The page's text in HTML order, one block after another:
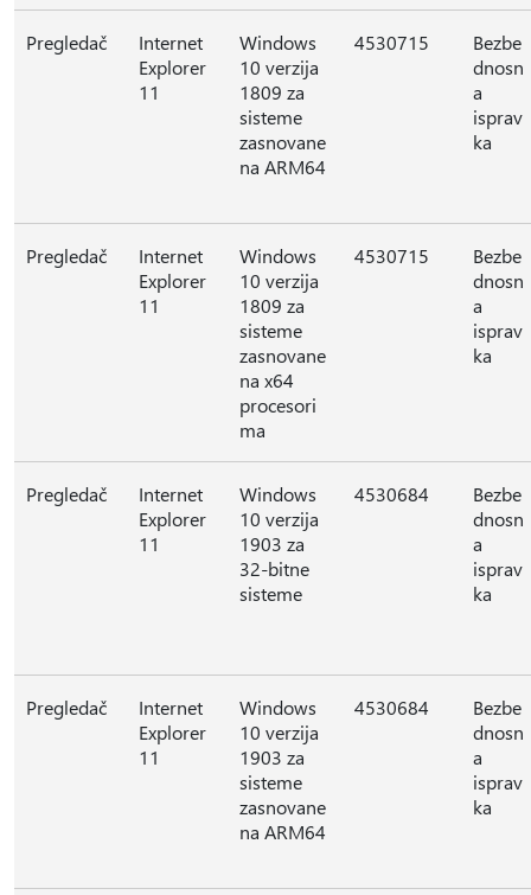
Pregledač
Internet
Explorer
11
Windows
10 verzija
1809 za
sisteme
zasnovane
na ARM64
4530715
Bezbe
dnosn
a
isprav
ka
Pregledač
Internet
Explorer
11
Windows
10 verzija
1809 za
sisteme
zasnovane
na x64
procesori
ma
4530715
Bezbe
dnosn
a
isprav
ka
Pregledač
Internet
Explorer
11
Windows
10 verzija
1903 za
32-bitne
sisteme
4530684
Bezbe
dnosn
a
isprav
ka
Pregledač
Internet
Explorer
11
Windows
10 verzija
1903 za
sisteme
zasnovane
na ARM64
4530684
Bezbe
dnosn
a
isprav
ka